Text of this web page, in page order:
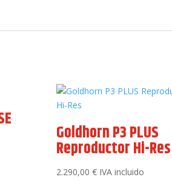
Goldhorn P3 PLUS
Reproductor Hi-Res
2.290,00 € IVA incluido